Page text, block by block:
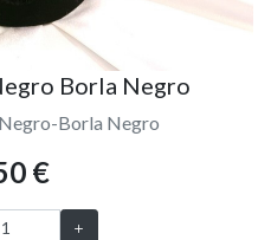
Borla Negro
Borla Negro
€